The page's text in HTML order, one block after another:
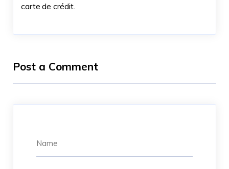
carte de crédit.
Post a Comment